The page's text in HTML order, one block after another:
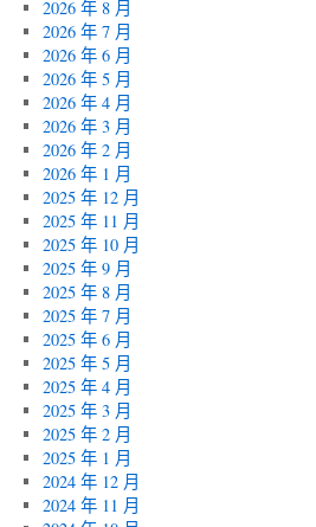
2026 年 8 月
2026 年 7 月
2026 年 6 月
2026 年 5 月
2026 年 4 月
2026 年 3 月
2026 年 2 月
2026 年 1 月
2025 年 12 月
2025 年 11 月
2025 年 10 月
2025 年 9 月
2025 年 8 月
2025 年 7 月
2025 年 6 月
2025 年 5 月
2025 年 4 月
2025 年 3 月
2025 年 2 月
2025 年 1 月
2024 年 12 月
2024 年 11 月